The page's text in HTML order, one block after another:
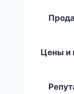
Цены и